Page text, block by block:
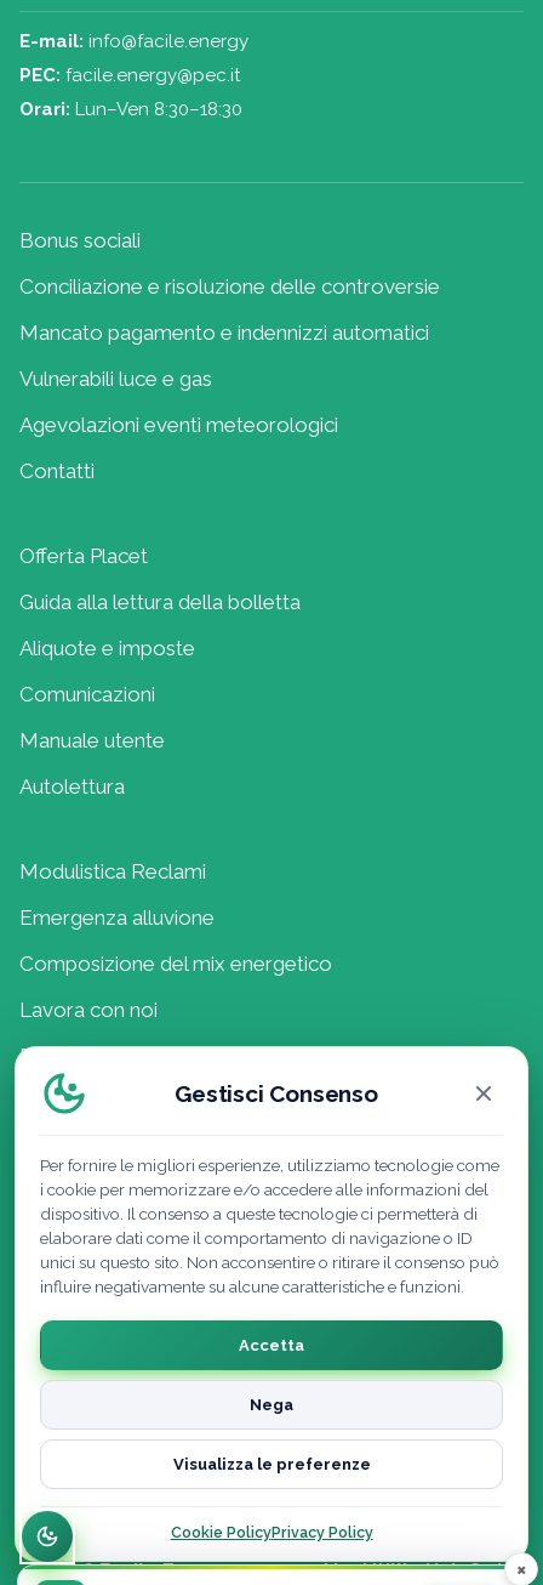
E-mail: info@facile.energy
PEC: facile.energy@pec.it
Orari: Lun–Ven 8:30–18:30
Bonus sociali
Conciliazione e risoluzione delle controversie
Mancato pagamento e indennizzi automatici
Vulnerabili luce e gas
Agevolazioni eventi meteorologici
Contatti
Offerta Placet
Guida alla lettura della bolletta
Aliquote e imposte
Comunicazioni
Manuale utente
Autolettura
Modulistica Reclami
Emergenza alluvione
Composizione del mix energetico
Lavora con noi
Politica della Qualità
Cookie Policy | Privacy Policy | Note Legali
|
Recedi dal contratto qui
Dichiarazione di accessibilità
© 2026 Facile.Energy powered by Utility Hub S.r.l. ·
Gestisci Consenso
Per fornire le migliori esperienze, utilizziamo tecnologie come
i cookie per memorizzare e/o accedere alle informazioni del
dispositivo. Il consenso a queste tecnologie ci permetterà di
elaborare dati come il comportamento di navigazione o ID
unici su questo sito. Non acconsentire o ritirare il consenso può
influire negativamente su alcune caratteristiche e funzioni.
Accetta
Nega
Visualizza le preferenze
Cookie PolicyPrivacy Policy
×